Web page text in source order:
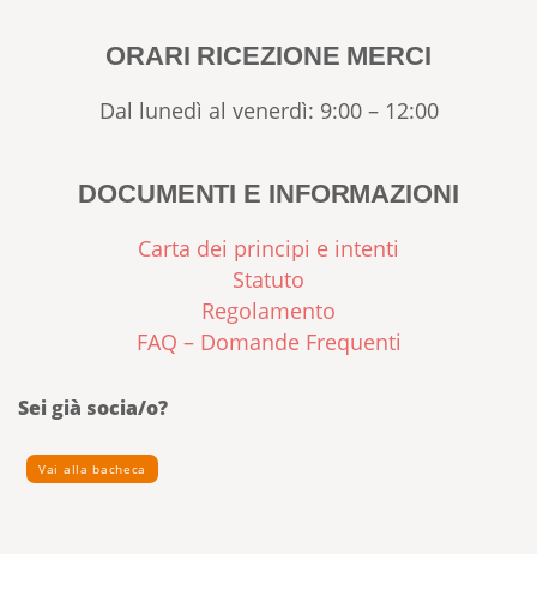
ORARI RICEZIONE MERCI
Dal lunedì al venerdì: 9:00 – 12:00
DOCUMENTI E INFORMAZIONI
Carta dei principi e intenti
Statuto
Regolamento
FAQ – Domande Frequenti
Sei già socia/o?
Vai alla bacheca